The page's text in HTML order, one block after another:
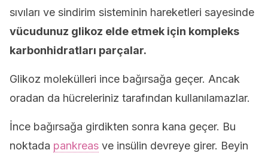
sıvıları ve sindirim sisteminin hareketleri sayesinde
vücudunuz glikoz elde etmek için kompleks
karbonhidratları parçalar.
Glikoz molekülleri ince bağırsağa geçer. Ancak
oradan da hücreleriniz tarafından kullanılamazlar.
İnce bağırsağa girdikten sonra kana geçer. Bu
noktada pankreas ve insülin devreye girer. Beyin